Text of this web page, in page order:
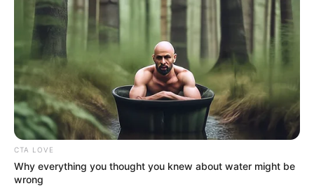
CTA LOVE
Why everything you thought you knew about water might be
wrong